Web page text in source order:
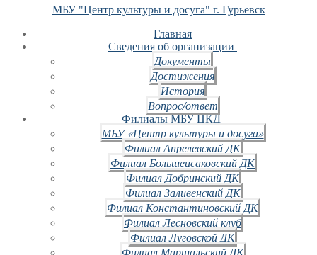
МБУ "Центр культуры и досуга" г. Гурьевск
Главная
Сведения об организации
Документы
Достижения
История
Вопрос/ответ
Филиалы МБУ ЦКД
МБУ «Центр культуры и досуга»
Филиал Апрелевский ДК
Филиал Большеисаковский ДК
Филиал Добринский ДК
Филиал Заливенский ДК
Филиал Константиновский ДК
Филиал Лесновский клуб
Филиал Луговской ДК